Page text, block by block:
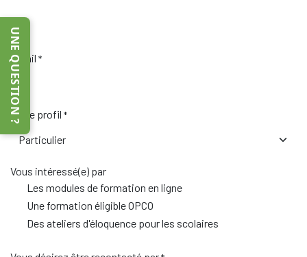
UNE QUESTION ?
Email *
Votre profil *
Vous intéressé(e) par
Les modules de formation en ligne
Une formation éligible OPCO
Des ateliers d'éloquence pour les scolaires